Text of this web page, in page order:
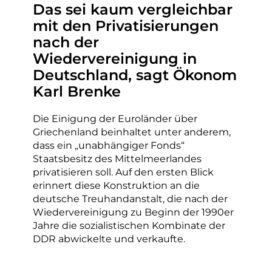
Das sei kaum vergleichbar
mit den Privatisierungen
nach der
Wiedervereinigung in
Deutschland, sagt Ökonom
Karl Brenke
Die Einigung der Euroländer über
Griechenland beinhaltet unter anderem,
dass ein „unabhängiger Fonds“
Staatsbesitz des Mittelmeerlandes
privatisieren soll. Auf den ersten Blick
erinnert diese Konstruktion an die
deutsche Treuhandanstalt, die nach der
Wiedervereinigung zu Beginn der 1990er
Jahre die sozialistischen Kombinate der
DDR abwickelte und verkaufte.